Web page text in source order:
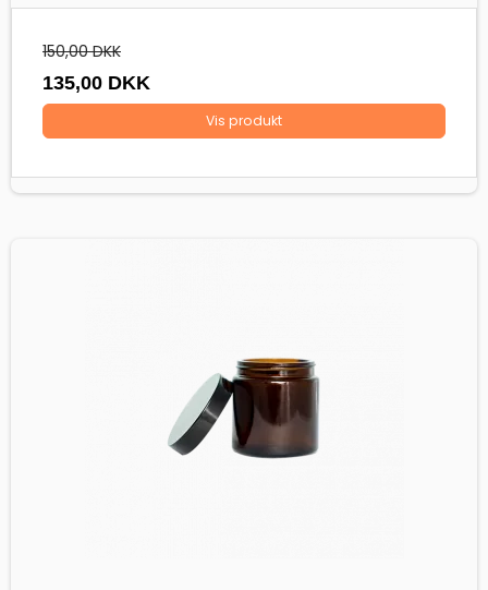
150,00 DKK
135,00 DKK
Vis produkt